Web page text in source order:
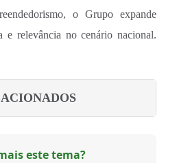
o Grupo expande
e relevância no cenário nacional.
este tema?